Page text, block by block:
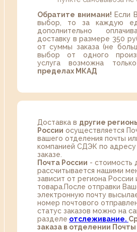
Обратите внимани! Если
выбор, то за каждую
дополнительно
доставку в размере 350
от суммы заказа (не
выбор от одного
услуга возможна
пределах МКАД
Доставка в другие
России осуществляется
вашего отделения почты
компанией СДЭК по адресу
заказе.
Почта России - стоимость
рассчитывается нашими
зависит от региона России
товара.После отправки
электронную почту
номер почтового
статус заказов можно на
разделе oтслеживание.
заказа в отделении